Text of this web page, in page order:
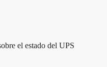
el estado del UPS